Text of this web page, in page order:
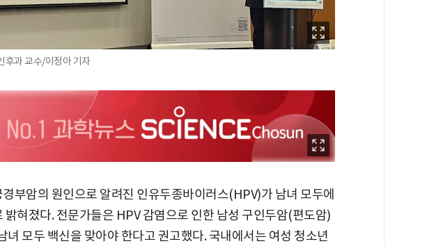
후과 교수/이정아 기자
부암의 원인으로 알려진 인유두종바이러스(HPV)가 남녀 모두에
밝혀졌다. 전문가들은 HPV 감염으로 인한 남성 구인두암(편도암)
녀 모두 백신을 맞아야 한다고 권고했다. 국내에서는 여성 청소년